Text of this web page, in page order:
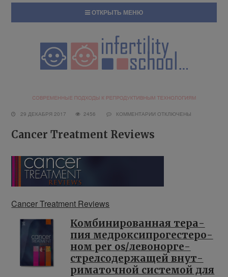
ОТКРЫТЬ МЕНЮ
29 ДЕКАБРЯ 2017 2456 КОММЕНТАРИИ ОТКЛЮЧЕНЫ
Cancer Treatment Reviews
Cancer Treatment Reviews
Ком­би­ни­ро­ван­ная те­ра­
пия медрок­си­про­ге­сте­ро­
ном per os/ле­во­нор­ге­
стрел­со­дер­жа­щей внут­
ри­ма­точ­ной си­сте­мой для